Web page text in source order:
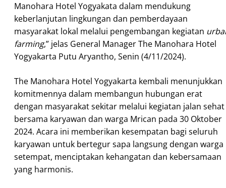
Manohara Hotel Yogyakata dalam mendukung
keberlanjutan lingkungan dan pemberdayaan
masyarakat lokal melalui pengembangan kegiatan
farming,” jelas General Manager The Manohara Hotel
Yogyakarta Putu Aryantho, Senin (4/11/2024).
The Manohara Hotel Yogyakarta kembali menunjukkan
komitmennya dalam membangun hubungan erat
dengan masyarakat sekitar melalui kegiatan jalan sehat
bersama karyawan dan warga Mrican pada 30 Oktober
2024. Acara ini memberikan kesempatan bagi seluruh
karyawan untuk bertegur sapa langsung dengan warga
setempat, menciptakan kehangatan dan kebersamaan
yang harmonis.